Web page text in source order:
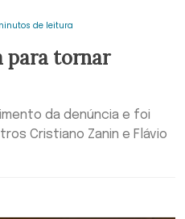
de leitura
para tornar
da denúncia e foi
Cristiano Zanin e Flávio